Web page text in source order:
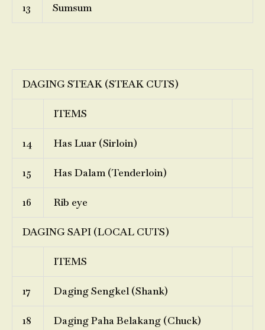
13 Sumsum
DAGING STEAK (STEAK CUTS)
ITEMS
14 Has Luar (Sirloin)
15 Has Dalam (Tenderloin)
16 Rib eye
DAGING SAPI (LOCAL CUTS)
ITEMS
17 Daging Sengkel (Shank)
18 Daging Paha Belakang (Chuck)